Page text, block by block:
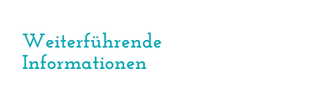
Weiterführende
Informationen